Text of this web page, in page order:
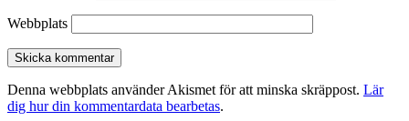
Webbplats
Denna webbplats använder Akismet för att minska skräppost. Lär
dig hur din kommentardata bearbetas.